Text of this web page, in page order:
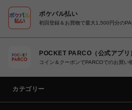
ポケパル払い
初回登録＆お買物で最大1,500円分の
POCKET PARCO（公式アプリ
コイン＆クーポンでPARCOでのお買い
カテゴリー